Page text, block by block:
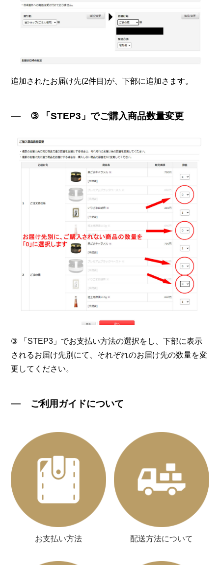
追加されたお届け先(2件目)が、下部に追加さます。
③ 「STEP3」でご購入商品数量変更
③ 「STEP3」でお支払い方法の選択をし、下部に表示
されるお届け先別にて、それぞれのお届け先の数量を変
更してください。
ご利用ガイドについて
お支払い方法 配送方法について